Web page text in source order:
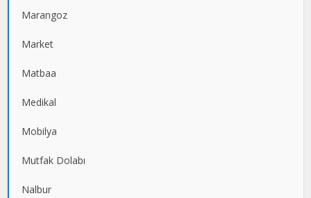
Marangoz
Market
Matbaa
Medikal
Mobilya
Mutfak Dolabı
Nalbur